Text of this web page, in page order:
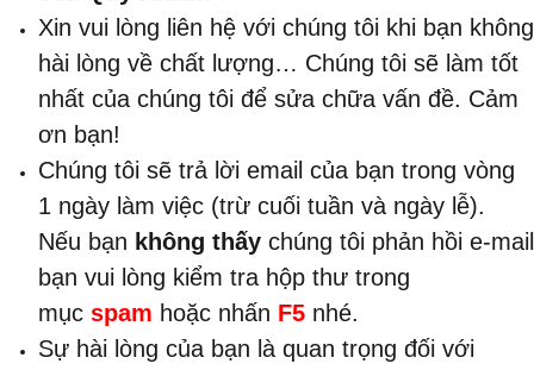
Xin vui lòng liên hệ với chúng tôi khi bạn không
hài lòng về chất lượng… Chúng tôi sẽ làm tốt
nhất của chúng tôi để sửa chữa vấn đề. Cảm
ơn bạn!
Chúng tôi sẽ trả lời email của bạn trong vòng
1 ngày làm việc (trừ cuối tuần và ngày lễ).
Nếu bạn không thấy chúng tôi phản hồi e-mail
bạn vui lòng kiểm tra hộp thư trong
mục spam hoặc nhấn F5 nhé.
Sự hài lòng của bạn là quan trọng đối với